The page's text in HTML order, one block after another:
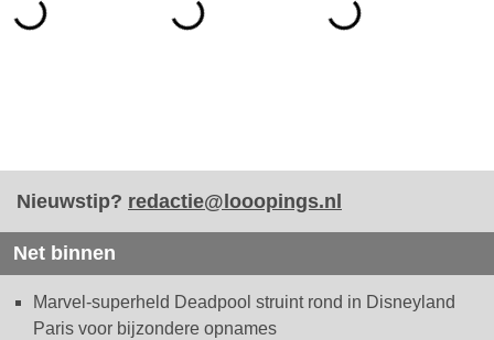
Nieuwstip? redactie@looopings.nl
Net binnen
Marvel-superheld Deadpool struint rond in Disneyland
Paris voor bijzondere opnames